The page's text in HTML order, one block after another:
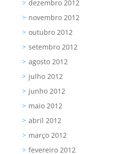
dezembro 2012
novembro 2012
outubro 2012
setembro 2012
agosto 2012
julho 2012
junho 2012
maio 2012
abril 2012
março 2012
fevereiro 2012